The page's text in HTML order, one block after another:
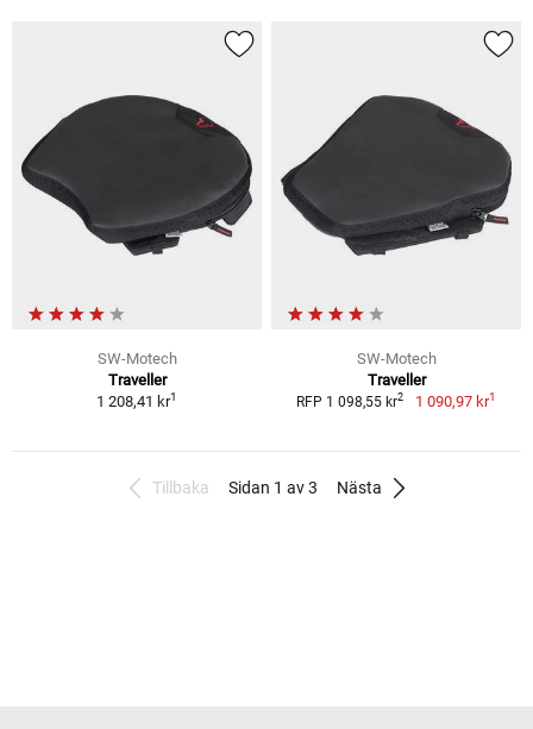
SW-Motech
Traveller
1 208,41 kr1
SW-Motech
Traveller
RFP 1 098,55 kr2 1 090,97 kr1
Tillbaka Sidan 1 av 3 Nästa